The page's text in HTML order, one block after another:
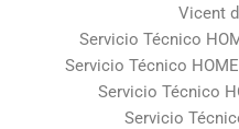
Vicent
Servicio Técnico
Servicio Técnico
Servicio Técnico
Servicio